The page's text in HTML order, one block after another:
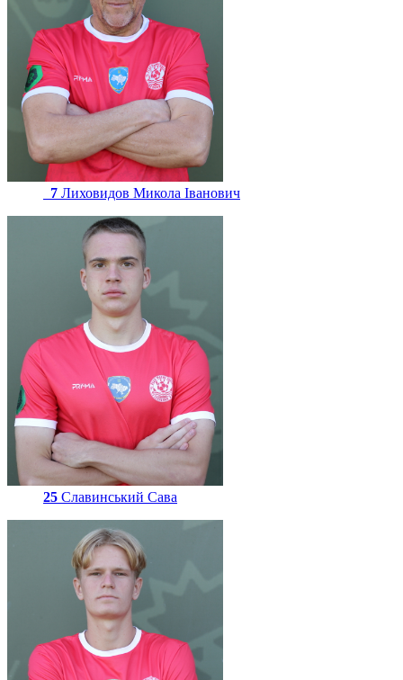
7 Лиховидов Микола Іванович
25 Славинський Сава